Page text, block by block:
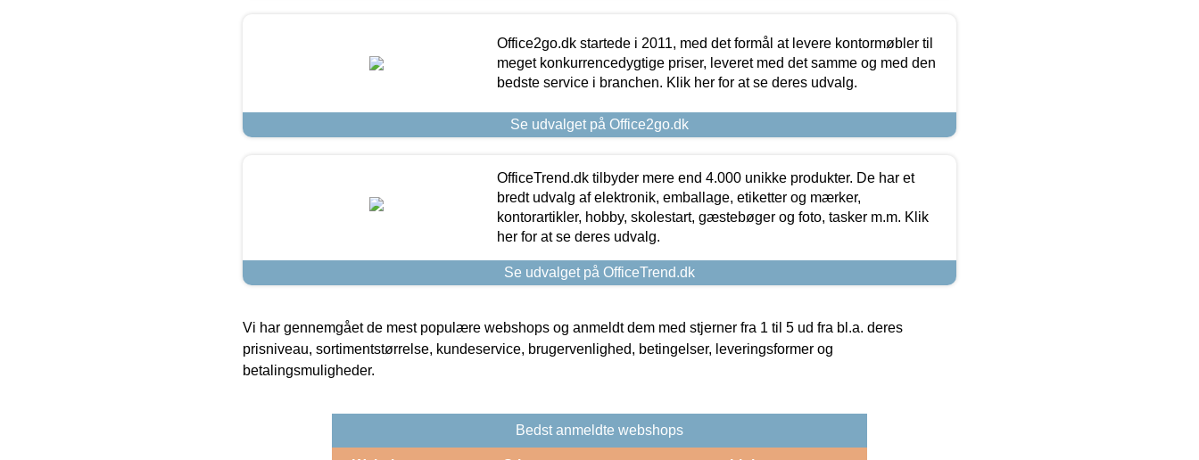
Office2go.dk startede i 2011, med det formål at levere kontormøbler til
meget konkurrencedygtige priser, leveret med det samme og med den
bedste service i branchen. Klik her for at se deres udvalg.
Se udvalget på Office2go.dk
OfficeTrend.dk tilbyder mere end 4.000 unikke produkter. De har et
bredt udvalg af elektronik, emballage, etiketter og mærker,
kontorartikler, hobby, skolestart, gæstebøger og foto, tasker m.m. Klik
her for at se deres udvalg.
Se udvalget på OfficeTrend.dk
Vi har gennemgået de mest populære webshops og anmeldt dem med stjerner fra 1 til 5 ud fra bl.a. deres
prisniveau, sortimentstørrelse, kundeservice, brugervenlighed, betingelser, leveringsformer og
betalingsmuligheder.
Bedst anmeldte webshops